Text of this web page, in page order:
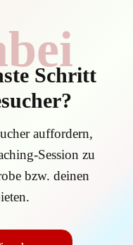
Schritt
auffordern,
Session zu
bzw. deinen